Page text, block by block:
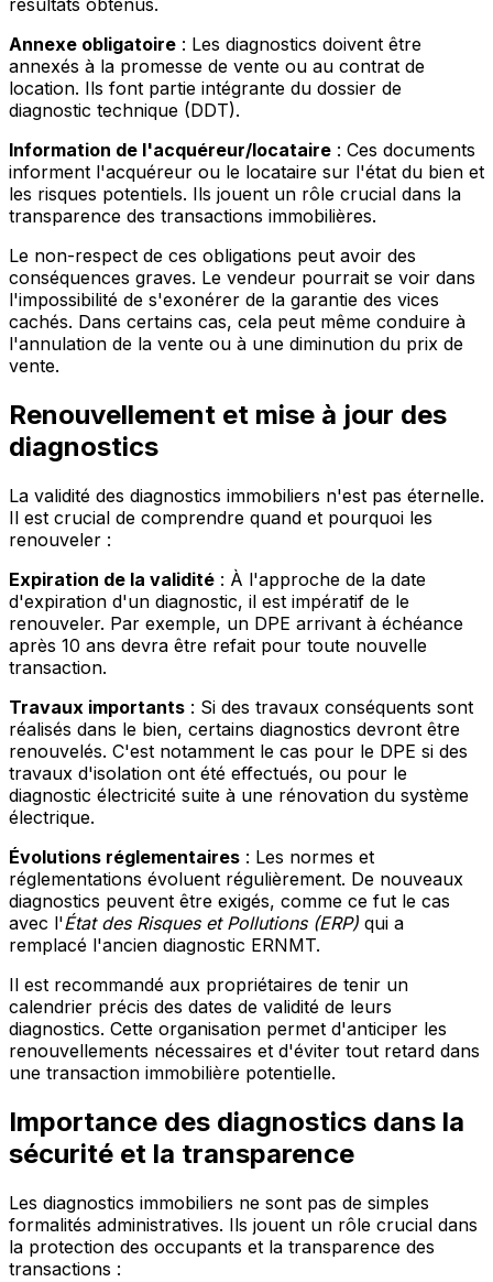
résultats obtenus.
Annexe obligatoire : Les diagnostics doivent être
annexés à la promesse de vente ou au contrat de
location. Ils font partie intégrante du dossier de
diagnostic technique (DDT).
Information de l'acquéreur/locataire : Ces documents
informent l'acquéreur ou le locataire sur l'état du bien et
les risques potentiels. Ils jouent un rôle crucial dans la
transparence des transactions immobilières.
Le non-respect de ces obligations peut avoir des
conséquences graves. Le vendeur pourrait se voir dans
l'impossibilité de s'exonérer de la garantie des vices
cachés. Dans certains cas, cela peut même conduire à
l'annulation de la vente ou à une diminution du prix de
vente.
Renouvellement et mise à jour des
diagnostics
La validité des diagnostics immobiliers n'est pas éternelle.
Il est crucial de comprendre quand et pourquoi les
renouveler :
Expiration de la validité : À l'approche de la date
d'expiration d'un diagnostic, il est impératif de le
renouveler. Par exemple, un DPE arrivant à échéance
après 10 ans devra être refait pour toute nouvelle
transaction.
Travaux importants : Si des travaux conséquents sont
réalisés dans le bien, certains diagnostics devront être
renouvelés. C'est notamment le cas pour le DPE si des
travaux d'isolation ont été effectués, ou pour le
diagnostic électricité suite à une rénovation du système
électrique.
Évolutions réglementaires : Les normes et
réglementations évoluent régulièrement. De nouveaux
diagnostics peuvent être exigés, comme ce fut le cas
avec l'État des Risques et Pollutions (ERP) qui a
remplacé l'ancien diagnostic ERNMT.
Il est recommandé aux propriétaires de tenir un
calendrier précis des dates de validité de leurs
diagnostics. Cette organisation permet d'anticiper les
renouvellements nécessaires et d'éviter tout retard dans
une transaction immobilière potentielle.
Importance des diagnostics dans la
sécurité et la transparence
Les diagnostics immobiliers ne sont pas de simples
formalités administratives. Ils jouent un rôle crucial dans
la protection des occupants et la transparence des
transactions :